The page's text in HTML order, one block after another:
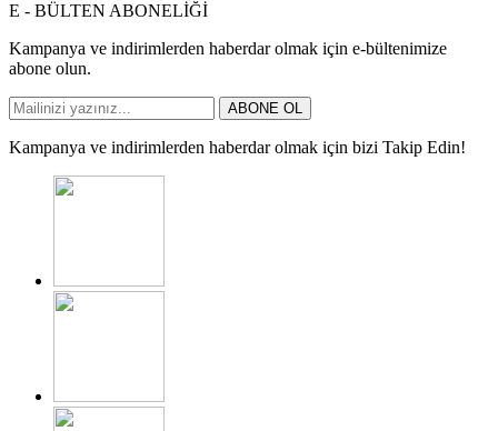
E - BÜLTEN ABONELİĞİ
Kampanya ve indirimlerden haberdar olmak için e-bültenimize
abone olun.
ABONE OL
Kampanya ve indirimlerden haberdar olmak için bizi Takip Edin!